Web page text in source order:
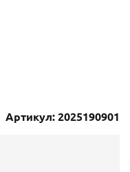
Артикул: 2025190901